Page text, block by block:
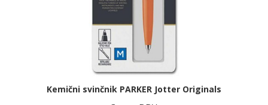
Kemični svinčnik PARKER Jotter Originals